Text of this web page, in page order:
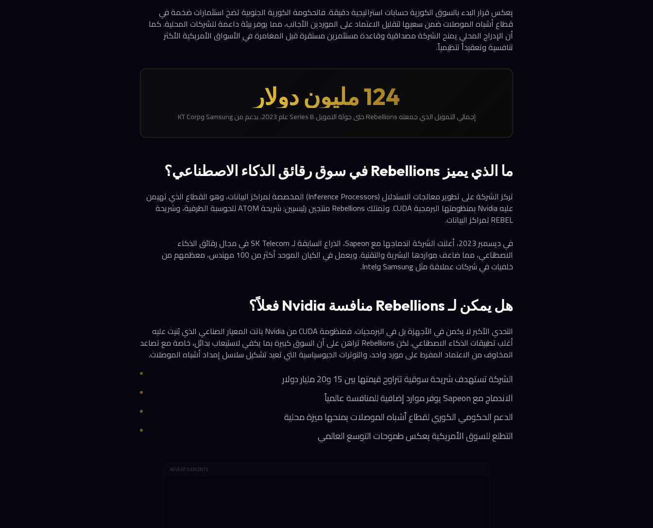
يعكس قرار البدء بالسوق الكورية حسابات استراتيجية دقيقة. فالحكومة الكورية الجنوبية تضخ استثمارات ضخمة في
قطاع أشباه الموصلات ضمن سعيها لتقليل الاعتماد على الموردين الأجانب، مما يوفر بيئة داعمة للشركات المحلية. كما
أن الإدراج المحلي يمنح الشركة مصداقية وقاعدة مستثمرين مستقرة قبل المغامرة في الأسواق الأمريكية الأكثر
تنافسية وتعقيداً تنظيمياً.
124 مليون دولار
إجمالي التمويل الذي جمعته Rebellions حتى جولة التمويل Series B عام 2023، بدعم من Samsung وKT Corp
ما الذي يميز Rebellions في سوق رقائق الذكاء الاصطناعي؟
تركز الشركة على تطوير معالجات الاستدلال (Inference Processors) المخصصة لمراكز البيانات، وهو القطاع الذي تهيمن
عليه Nvidia بمنظومتها البرمجية CUDA. وتمتلك Rebellions منتجين رئيسيين: شريحة ATOM للحوسبة الطرفية، وشريحة
REBEL لمراكز البيانات.
في ديسمبر 2023، أعلنت الشركة اندماجها مع Sapeon، الذراع السابقة لـ SK Telecom في مجال رقائق الذكاء
الاصطناعي، مما ضاعف مواردها البشرية والتقنية. ويعمل في الكيان الموحد أكثر من 100 مهندس، معظمهم من
خلفيات في شركات عملاقة مثل Samsung وIntel.
هل يمكن لـ Rebellions منافسة Nvidia فعلاً؟
التحدي الأكبر لا يكمن في الأجهزة بل في البرمجيات. فمنظومة CUDA من Nvidia باتت المعيار الصناعي الذي بُنيت عليه
أغلب تطبيقات الذكاء الاصطناعي. لكن Rebellions تراهن على أن السوق كبيرة بما يكفي لاستيعاب بدائل، خاصة مع تصاعد
المخاوف من الاعتماد المفرط على مورد واحد، والتوترات الجيوسياسية التي تعيد تشكيل سلاسل إمداد أشباه الموصلات.
الشركة تستهدف شريحة سوقية تتراوح قيمتها بين 15 و20 مليار دولار
الاندماج مع Sapeon يوفر موارد إضافية للمنافسة عالمياً
الدعم الحكومي الكوري لقطاع أشباه الموصلات يمنحها ميزة محلية
التطلع للسوق الأمريكية يعكس طموحات التوسع العالمي
ADVERTISEMENTS